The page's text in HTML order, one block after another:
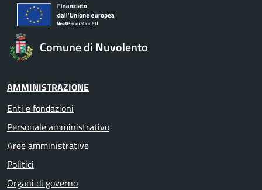
Comune di Nuvolento
AMMINISTRAZIONE
Enti e fondazioni
Personale amministrativo
Aree amministrative
Politici
Organi di governo